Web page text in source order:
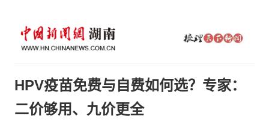
HPV疫苗免费与自费如何选？专家：
二价够用、九价更全